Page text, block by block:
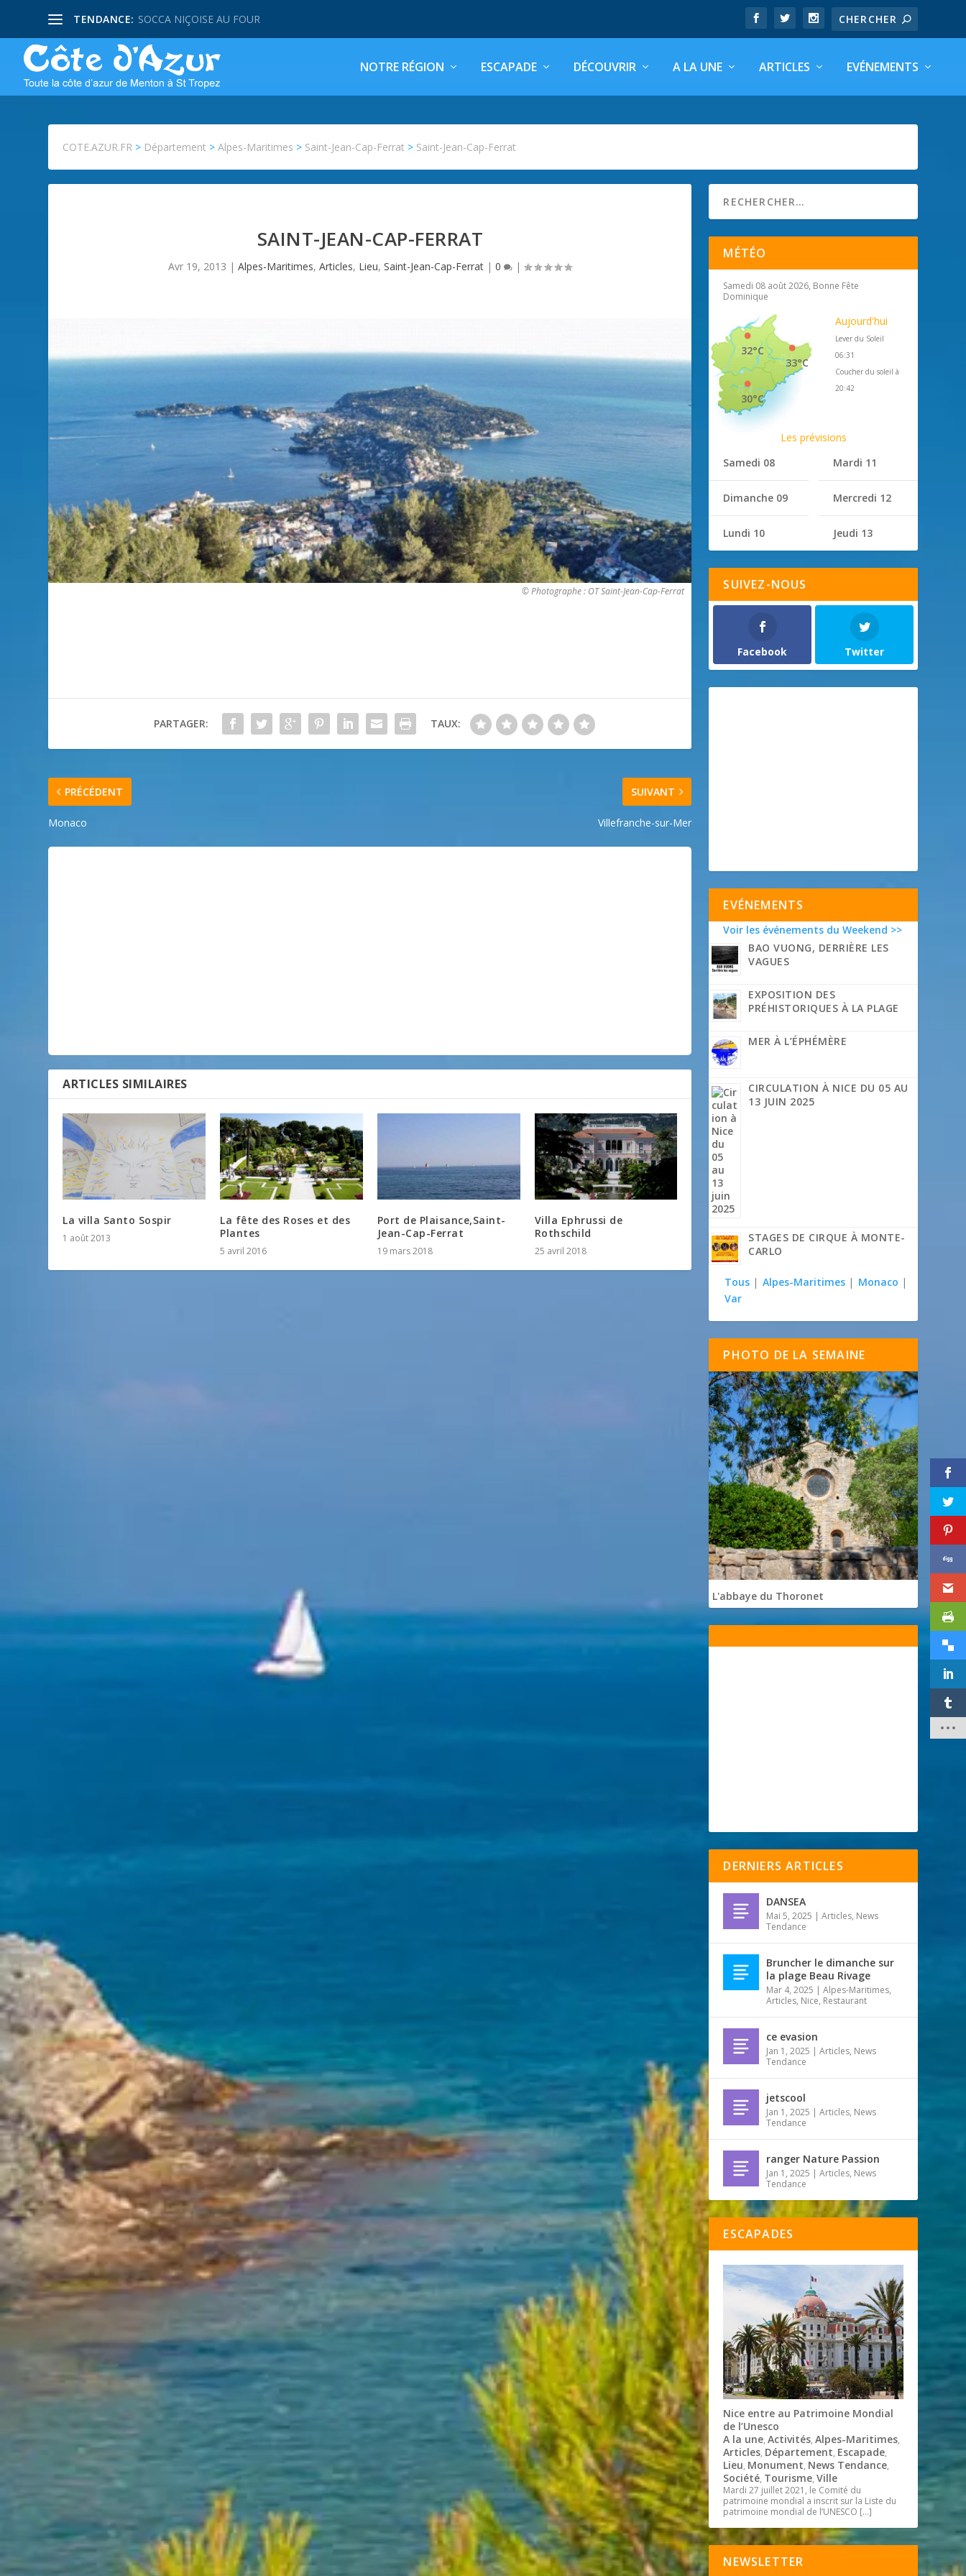
TENDANCE: PISSALADIERE NIÇOISE
NOTRE RÉGION ESCAPADE DÉCOUVRIR A LA UNE ARTICLES EVÉNEMENTS
COTE.AZUR.FR > Département >Alpes-Maritimes > Saint-Jean-Cap-Ferrat > Saint-Jean-Cap-Ferrat
SAINT-JEAN-CAP-FERRAT
Avr 19, 2013 |Alpes-Maritimes,Articles, Lieu,Saint-Jean-Cap-Ferrat |0 |
© Photographe : OT Saint-Jean-Cap-Ferrat
PARTAGER: TAUX:
PRÉCÉDENT
Monaco
SUIVANT
Villefranche-sur-Mer
ARTICLES SIMILAIRES
La villa Santo Sospir
1 août 2013
La fête des Roses et des
Plantes
5 avril 2016
Port de Plaisance,Saint-
Jean-Cap-Ferrat
19 mars 2018
Villa Ephrussi de
Rothschild
25 avril 2018
MÉTÉO
Samedi 08 août 2026, Bonne Fête
Dominique
33°C
32°C
30°C
Aujourd'hui
Lever du Soleil
06:31
Coucher du soleil à
20:42
Les prévisions
Samedi 08
Dimanche 09
Lundi 10
Mardi 11
Mercredi 12
Jeudi 13
SUIVEZ-NOUS
Facebook Twitter
EVÉNEMENTS
Voir les événements du Weekend >>
BAO VUONG, DERRIÈRE LES
VAGUES
EXPOSITION DES
PRÉHISTORIQUES À LA PLAGE
MER À L’ÉPHÉMÈRE
CIRCULATION À NICE DU 05 AU
13 JUIN 2025
STAGES DE CIRQUE À MONTE-
CARLO
Tous | Alpes-Maritimes | Monaco |
Var
PHOTO DE LA SEMAINE
L'abbaye du Thoronet
DERNIERS ARTICLES
DANSEA
Mai 5, 2025 |Articles, News
Tendance
Bruncher le dimanche sur
la plage Beau Rivage
Mar 4, 2025 |Alpes-Maritimes,
Articles, Nice, Restaurant
ce evasion
Jan 1, 2025 |Articles, News
Tendance
jetscool
Jan 1, 2025 |Articles, News
Tendance
ranger Nature Passion
Jan 1, 2025 |Articles, News
Tendance
ESCAPADES
Nice entre au Patrimoine Mondial
de l’Unesco
A la une,Activités,Alpes-Maritimes,
Articles, Département, Escapade,
Lieu, Monument, News Tendance,
Société, Tourisme,Ville
Mardi 27 juillet 2021, le Comité du
patrimoine mondial a inscrit sur la Liste du
patrimoine mondial de l’UNESCO […]
NEWSLETTER